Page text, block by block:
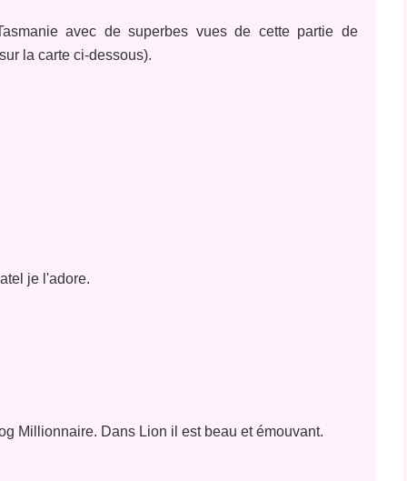
avec de superbes vues de cette partie de
la carte ci-dessous).
je l'adore.
Millionnaire. Dans Lion il est beau et émouvant.